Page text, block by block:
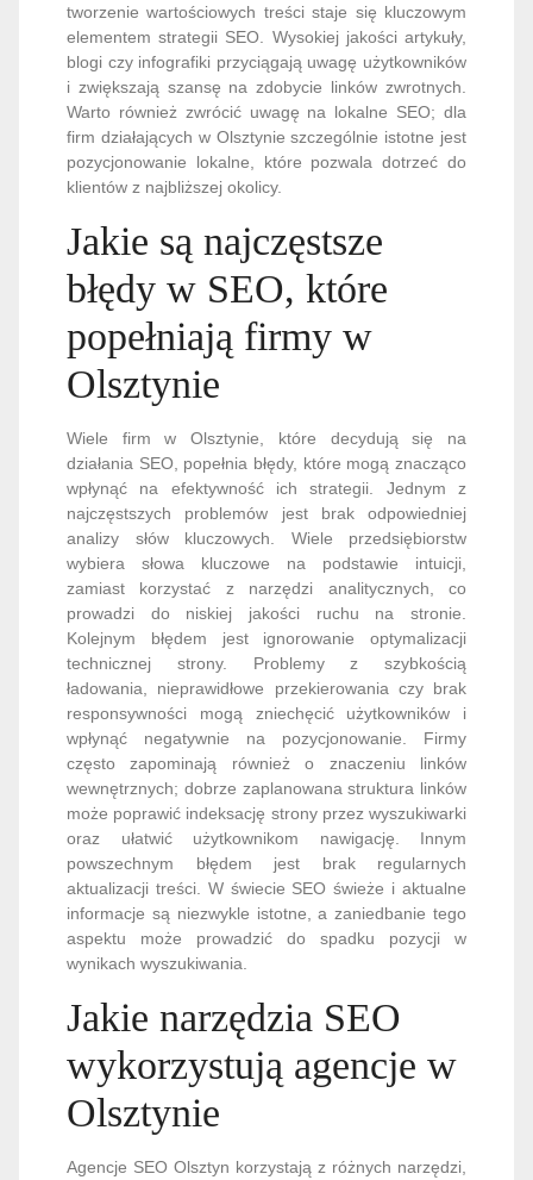
tworzenie wartościowych treści staje się kluczowym
elementem strategii SEO. Wysokiej jakości artykuły,
blogi czy infografiki przyciągają uwagę użytkowników
i zwiększają szansę na zdobycie linków zwrotnych.
Warto również zwrócić uwagę na lokalne SEO; dla
firm działających w Olsztynie szczególnie istotne jest
pozycjonowanie lokalne, które pozwala dotrzeć do
klientów z najbliższej okolicy.
Jakie są najczęstsze
błędy w SEO, które
popełniają firmy w
Olsztynie
Wiele firm w Olsztynie, które decydują się na
działania SEO, popełnia błędy, które mogą znacząco
wpłynąć na efektywność ich strategii. Jednym z
najczęstszych problemów jest brak odpowiedniej
analizy słów kluczowych. Wiele przedsiębiorstw
wybiera słowa kluczowe na podstawie intuicji,
zamiast korzystać z narzędzi analitycznych, co
prowadzi do niskiej jakości ruchu na stronie.
Kolejnym błędem jest ignorowanie optymalizacji
technicznej strony. Problemy z szybkością
ładowania, nieprawidłowe przekierowania czy brak
responsywności mogą zniechęcić użytkowników i
wpłynąć negatywnie na pozycjonowanie. Firmy
często zapominają również o znaczeniu linków
wewnętrznych; dobrze zaplanowana struktura linków
może poprawić indeksację strony przez wyszukiwarki
oraz ułatwić użytkownikom nawigację. Innym
powszechnym błędem jest brak regularnych
aktualizacji treści. W świecie SEO świeże i aktualne
informacje są niezwykle istotne, a zaniedbanie tego
aspektu może prowadzić do spadku pozycji w
wynikach wyszukiwania.
Jakie narzędzia SEO
wykorzystują agencje w
Olsztynie
Agencje SEO Olsztyn korzystają z różnych narzędzi,